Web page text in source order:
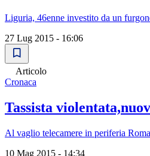
Liguria, 46enne investito da un
27 Lug 2015 - 16:06
Articolo
Cronaca
Tassista
Al vaglio telecamere in periferia Roma
10 Mag 2015 - 14:34